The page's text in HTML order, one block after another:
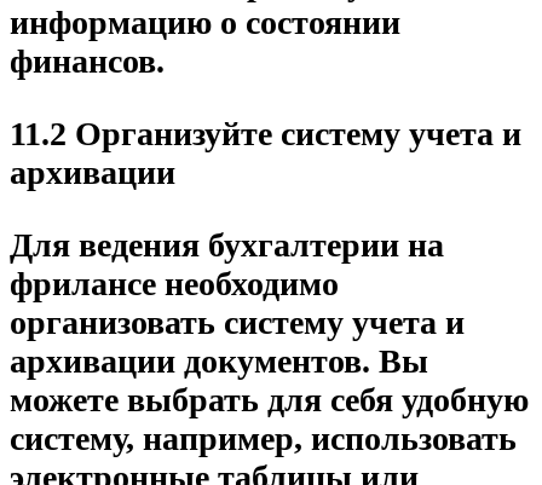
информацию о состоянии
финансов.
11.2 Организуйте систему учета и
архивации
Для ведения бухгалтерии на
фрилансе необходимо
организовать систему учета и
архивации документов. Вы
можете выбрать для себя удобную
систему, например, использовать
электронные таблицы или